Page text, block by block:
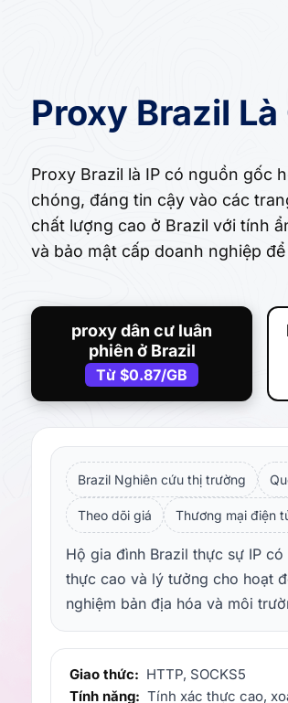
Proxy Brazil Là
Proxy Brazil là IP có nguồn gốc
chóng, đáng tin cậy vào các
chất lượng cao ở Brazil với tính
và bảo mật cấp doanh nghiệp
proxy dân cư luân
phiên ở Brazil
Từ$0.87/GB
Brazil Nghiên cứu thị trường
Theo dõi giá Thương mại điện
Hộ gia đình Brazil thực sự IP
thực cao và lý tưởng cho hoạt
nghiệm bản địa hóa và môi
Giao thức: HTTP, SOCKS5
Tính năng: Tính xác thực cao,